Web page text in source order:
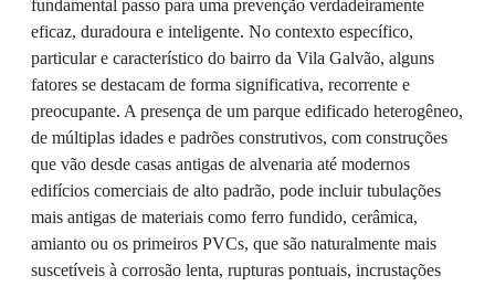
fundamental passo para uma prevenção verdadeiramente
eficaz, duradoura e inteligente. No contexto específico,
particular e característico do bairro da Vila Galvão, alguns
fatores se destacam de forma significativa, recorrente e
preocupante. A presença de um parque edificado heterogêneo,
de múltiplas idades e padrões construtivos, com construções
que vão desde casas antigas de alvenaria até modernos
edifícios comerciais de alto padrão, pode incluir tubulações
mais antigas de materiais como ferro fundido, cerâmica,
amianto ou os primeiros PVCs, que são naturalmente mais
suscetíveis à corrosão lenta, rupturas pontuais, incrustações